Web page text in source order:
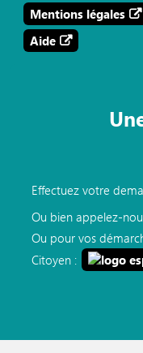
Mentions légales
Aide
Effectuez votre
Ou bien appelez-
Ou pour vos
Citoyen :